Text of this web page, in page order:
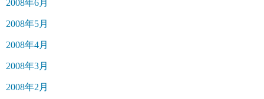
2008年6月
2008年5月
2008年4月
2008年3月
2008年2月